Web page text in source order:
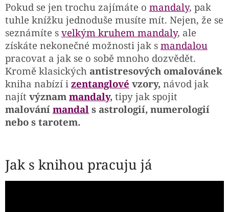
Pokud se jen trochu zajímáte o mandaly, pak
tuhle knížku jednoduše musíte mít. Nejen, že se
seznámíte s velkým kruhem mandaly, ale
získáte nekonečné možnosti jak s mandalou
pracovat a jak se o sobě mnoho dozvědět.
Kromě klasických antistresových omalovánek
kniha nabízí i zentanglové vzory, návod jak
najít význam mandaly, tipy jak spojit
malování mandal s astrologií, numerologií
nebo s tarotem.
Jak s knihou pracuju já